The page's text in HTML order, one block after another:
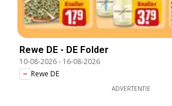
Rewe DE - DE Folder
10-08-2026- 16-08-2026
Rewe DE
ADVERTENTIE